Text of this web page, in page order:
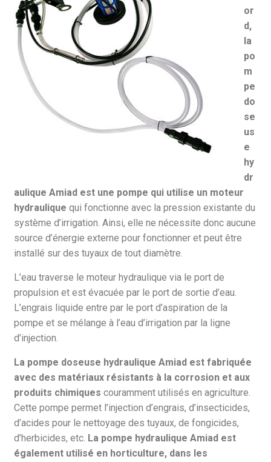
or
d,
la
po
m
pe
do
se
us
e
hy
dr
aulique Amiad est une pompe qui utilise un moteur
hydrauliquequi fonctionne avec la pression existante du
système d’irrigation. Ainsi, elle ne nécessite donc aucune
source d’énergie externe pour fonctionner et peut être
installé sur des tuyaux de tout diamètre.
L’eau traverse le moteur hydraulique via le port de
propulsion et est évacuée par le port de sortie d’eau.
L’engrais liquide entre par le port d’aspiration de la
pompe et se mélange à l’eau d’irrigation par la ligne
d’injection.
La pompe doseuse hydraulique Amiad est fabriquée
avec des matériaux résistants à la corrosion et aux
produits chimiques couramment utilisés en agriculture.
Cette pompe permet l’injection d’engrais, d’insecticides,
d’acides pour le nettoyage des tuyaux, de fongicides,
d’herbicides, etc. La pompe hydraulique Amiad est
également utilisé en horticulture, dans les